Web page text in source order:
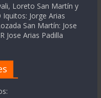
Loreto San Martín y
Iquitos: Jorge Arias
San Martín: Jose
Jose Arias Padilla